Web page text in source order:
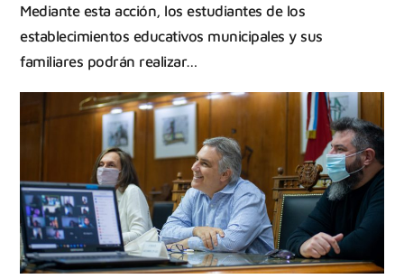
Mediante esta acción, los estudiantes de los
establecimientos educativos municipales y sus
familiares podrán realizar…